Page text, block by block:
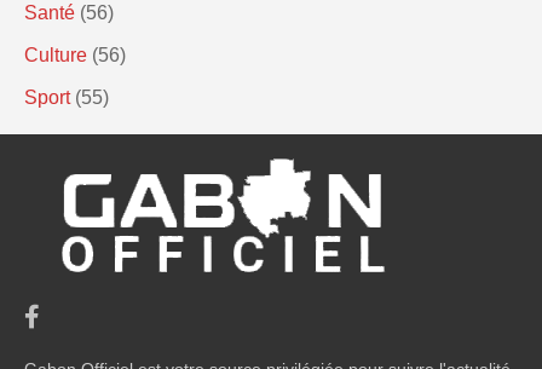
Santé (56)
Culture (56)
Sport (55)